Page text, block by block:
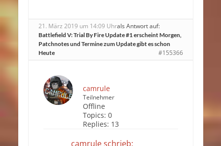
21. März 2019 um 14:09 Uhrals Antwort auf:
Battlefield V: Trial By Fire Update #1 erscheint Morgen,
Patchnotes und Termine zum Update gibt es schon
Heute
#155366
camrule
Teilnehmer
Offline
Topics: 0
Replies: 13
camrule schrieb: